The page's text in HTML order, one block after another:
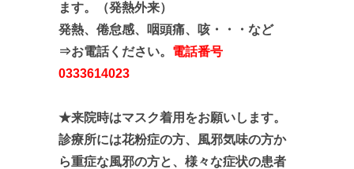
ます。（発熱外来）
発熱、倦怠感、咽頭痛、咳・・・など
⇒お電話ください。 電話番号
0333614023
★来院時はマスク着用をお願いします。
診療所には花粉症の方、風邪気味の方か
ら重症な風邪の方と、 様々な症状の患者